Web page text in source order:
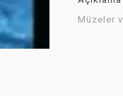
Müzeler